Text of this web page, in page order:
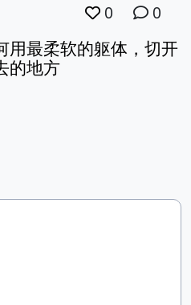
0 0
用最柔软的躯体，切开
的地方